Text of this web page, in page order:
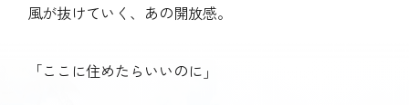
風が抜けていく、あの開放感。
「ここに住めたらいいのに」